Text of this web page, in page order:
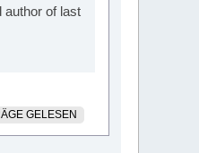
author of last
GELESEN